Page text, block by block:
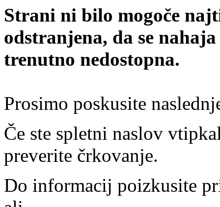
Strani ni bilo mogoče
odstranjena, da se
trenutno nedostopna.
Prosimo poskusite
Če ste spletni naslov
preverite črkovanje.
Do informacij poizkusite